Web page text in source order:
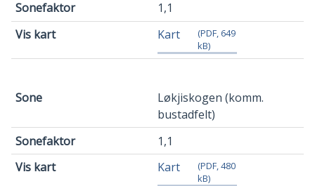
1,1
Kart
(PDF, 649
kB)
Løkjiskogen (komm.
bustadfelt)
1,1
Kart
(PDF, 480
kB)